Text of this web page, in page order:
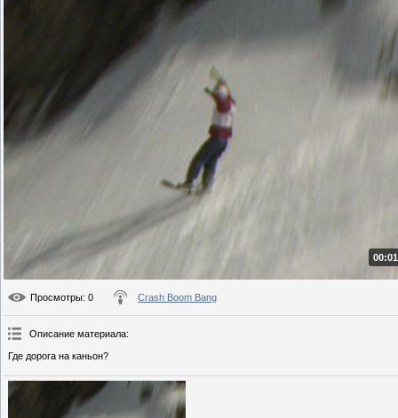
Просмотры: 0 Crash Boom Bang
Описание материала:
Где дорога на каньон?